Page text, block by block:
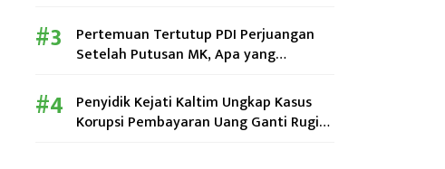
Pertemuan Tertutup PDI Perjuangan
Setelah Putusan MK, Apa yang
Penyidik Kejati Kaltim Ungkap Kasus
Korupsi Pembayaran Uang Ganti Rugi